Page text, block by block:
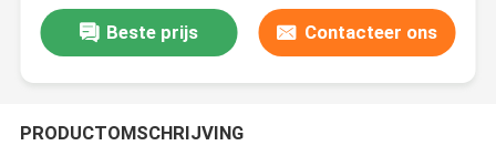
Beste prijs Contacteer ons
PRODUCTOMSCHRIJVING